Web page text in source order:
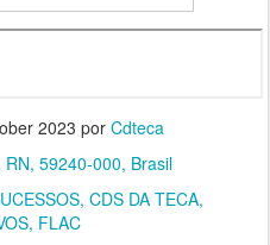
2023 por Cdteca
RN, 59240-000, Brasil
CDS DA TECA
FLAC